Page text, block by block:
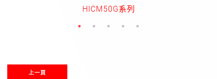
HICM50G系列
上一頁